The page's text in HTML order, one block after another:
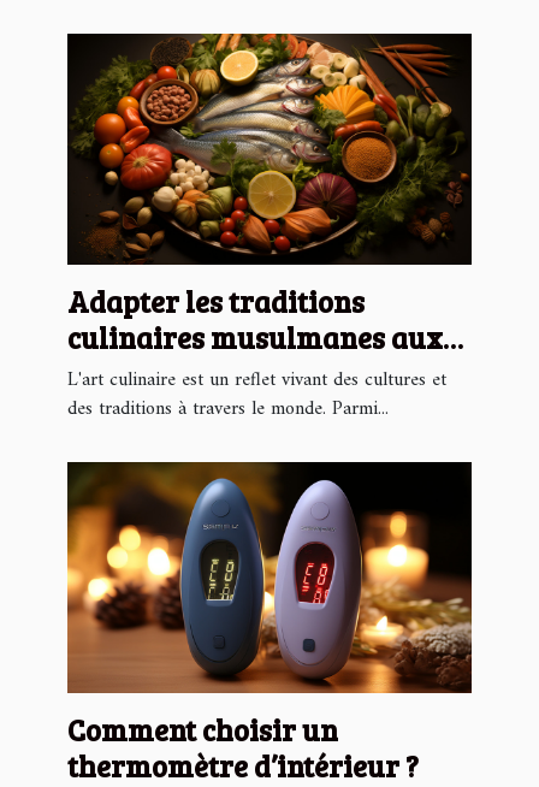
Adapter les traditions
culinaires musulmanes aux
saisons locales
L'art culinaire est un reflet vivant des cultures et
des traditions à travers le monde. Parmi...
Comment choisir un
thermomètre d’intérieur ?